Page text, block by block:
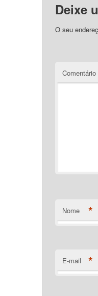
Deixe
O seu
Comentário
Nome *
E-mail *